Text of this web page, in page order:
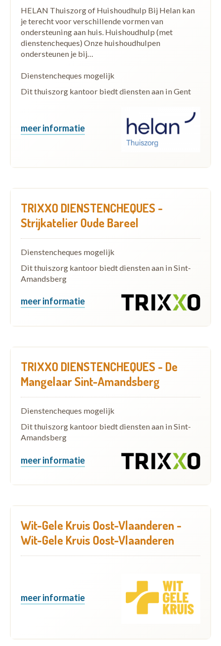
HELAN Thuiszorg of Huishoudhulp Bij Helan kan
je terecht voor verschillende vormen van
ondersteuning aan huis. Huishoudhulp (met
dienstencheques) Onze huishoudhulpen
ondersteunen je bij…
Dienstencheques mogelijk
Dit thuiszorg kantoor biedt diensten aan in Gent
meer informatie
TRIXXO DIENSTENCHEQUES -
Strijkatelier Oude Bareel
Dienstencheques mogelijk
Dit thuiszorg kantoor biedt diensten aan in Sint-
Amandsberg
meer informatie
TRIXXO DIENSTENCHEQUES - De
Mangelaar Sint-Amandsberg
Dienstencheques mogelijk
Dit thuiszorg kantoor biedt diensten aan in Sint-
Amandsberg
meer informatie
Wit-Gele Kruis Oost-Vlaanderen -
Wit-Gele Kruis Oost-Vlaanderen
meer informatie